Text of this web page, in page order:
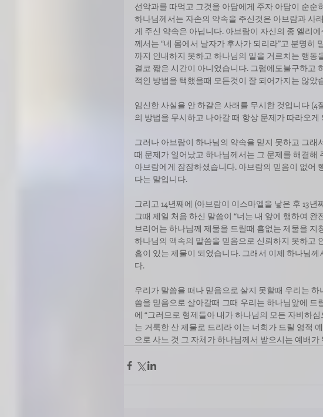
선악과를 따먹고 그것을 아담에게 주자 아담이 순순
하나님께서는 자손의 약속을 주신것은 아브람과 사
게 주신 약속은 아닙니다. 아브람이 자신의 종 엘리
께서는 “네 몸에서 날자가 후사가 되리라”고 분명히
까지 인내하지 못하고 하나님의 일을 거르치는 행
결코 짧은 시간이 아니었습니다. 그럼에도불구하고
적인 방법을 택했을때 모든것이 잘 되어가지는 않았
임신한 사실을 안 하갈은 사래를 무시한 것입니다 (4
의 방법을 무시하고 나아갈 때 항상 문제가 따라오게
그러나 아브람이 하나님의 약속을 믿지 못하고 그
때 문제가 일어났고 하나님께서는 그 문제를 해결해
아브람에게 잠잠하셨습니다. 아브람의 믿음이 없어
다는 말입니다.
그리고 14년째에 (아브람이 이스마엘을 낳은 후 13
그때 제일 처음 하신 말씀이 “너는 내 앞에 행하여 완
브리어는 하나님께 제물을 드릴때 흠없는 제물을 지
하나님의 액속의 말씀을 믿음으로 신뢰하지 못하고
흠이 있는 제물이 되었습니다. 그래서 이제 하나님
다.
우리가 말씀을 떠나 믿음으로 살지 못할때 우리는
씀을 믿음으로 살아갈때 그때 우리는 하나님앞에 드
에 “그러므로 형제들아 내가 하나님의 모든 자비하
는 거룩한 산 제물로 드리라 이는 너희가 드릴 영적
으로 사느 것 그 자체가 하나님께서 받으시는 예배